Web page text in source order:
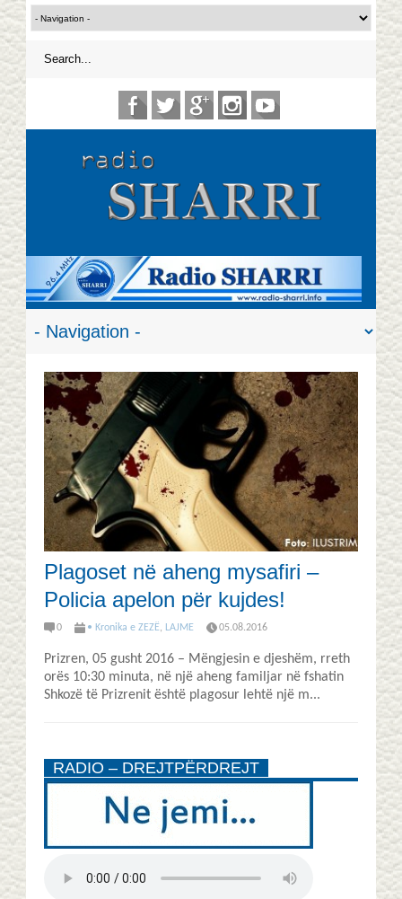
Plagoset në aheng mysafiri –
Policia apelon për kujdes!
0 • Kronika e ZEZË, LAJME 05.08.2016
Prizren, 05 gusht 2016 – Mëngjesin e djeshëm, rreth
orës 10:30 minuta, në një aheng familjar në fshatin
Shkozë të Prizrenit është plagosur lehtë një m...
RADIO – DREJTPËRDREJT